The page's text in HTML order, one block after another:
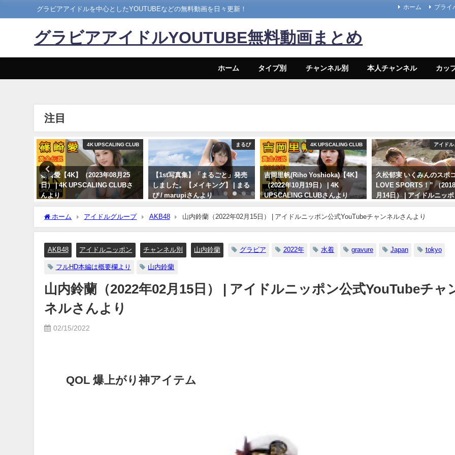
グラビアアイドルを中心としたYOUTUBEなどの無料動画を日々更新！ ホーム プライ
グラビアアイドルYOUTUBE無料動画まとめ
ホーム タイプ別 チャンネル別 本人チャンネル カッ
注目
4K UPSCALING CLUB
篠崎愛【4K】（2023年08月25
日） | 4K UPSCALING CLUBさ
んより
まるぴ
【1st写真集】「まるごと」発売
しました。【メイキング】 | まる
ぴ / marupiさんより
4K UPSCALING CLUB
吉岡里帆(Riho Yoshioka)【4K】
（2022年10月19日） | 4K
UPSCALING CLUBさんより
アイド
久松郁実 いくみんのスポ
LOVE SPORTS！” （
月14日） | アイドルニッ
YouTubeチャンネルさん
07/14/2024
ホーム アイドルグループ AKB48 山内鈴蘭（2022年02月15日） | アイドルニッポン公式YouTubeチャンネルさんより
AKB48 アイドルニッポン チャンネル別 山内鈴蘭 グラビア 2022年 水着 gravure Japan tokyo
フルHD本編は概要欄より 山内鈴蘭
山内鈴蘭（2022年02月15日） | アイドルニッポン公式YouTubeチャ
ネルさんより
02/15/2022
QOL 爆上がり神アイテム